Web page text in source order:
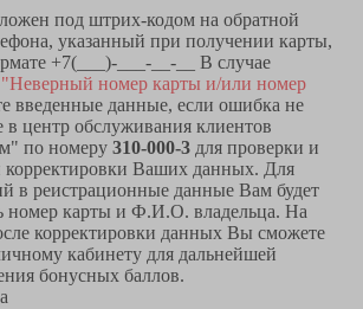
под штрих-кодом на обратной
указанный при получении карты,
+7(___)-___-__-__ В случае
"Неверный номер карты и/или номер
введенные данные, если ошибка не
в центр обслуживания клиентов
по номеру 310-000-3 для проверки и
корректировки Ваших данных. Для
в реистрационные данные Вам будет
номер карты и Ф.И.О. владельца. На
корректировки данных Вы сможете
кабинету для дальнейшей
бонусных баллов.